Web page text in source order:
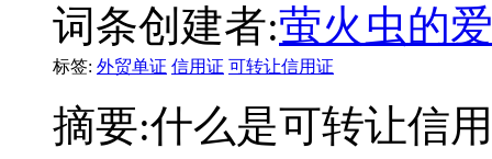
词条创建者:萤火虫的
标签: 外贸单证 信用证 可转让信用证
摘要:什么是可转让